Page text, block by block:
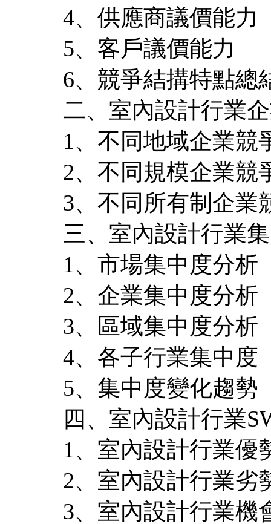
4、供應商議價能力
5、客戶議價能力
6、競爭結搆特點總
二、室內設計行業
1、不同地域企業競
2、不同規模企業競
3、不同所有制企業
三、室內設計行業
1、市場集中度分析
2、企業集中度分析
3、區域集中度分析
4、各子行業集中度
5、集中度變化趨勢
四、室內設計行業
1、室內設計行業優
2、室內設計行業劣
3、室內設計行業機